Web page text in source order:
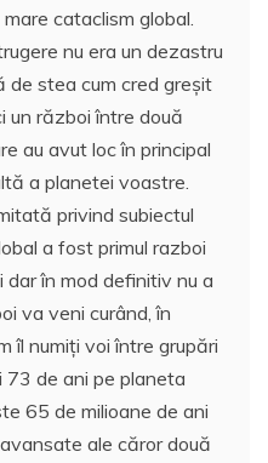
cataclism global.
nu era un dezastru
de stea cum cred greșit
un război între două
au avut loc în principal
a planetei voastre.
privind subiectul
a fost primul razboi
în mod definitiv nu a
va veni curând, în
îl numiți voi între grupări
73 de ani pe planeta
65 de milioane de ani
ale căror două